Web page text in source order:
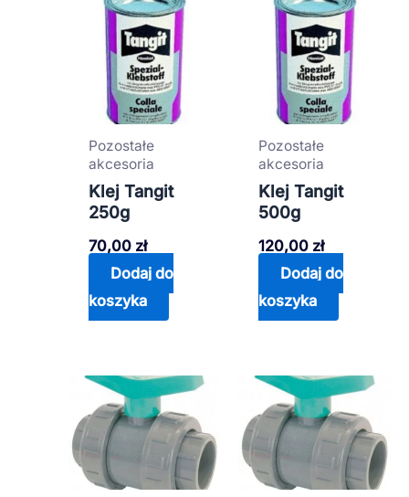
Pozostałe
akcesoria
Klej Tangit
250g
70,00 zł
Dodaj do
koszyka
Pozostałe
akcesoria
Klej Tangit
500g
120,00 zł
Dodaj do
koszyka